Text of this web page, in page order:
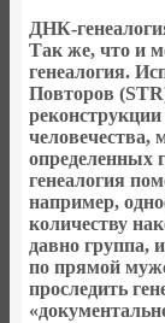
ДНК-
Так же, что и
генеалогия.
Повторов
человечества,
определенных
генеалогия
например,
количеству
давно группа,
по прямой
проследить